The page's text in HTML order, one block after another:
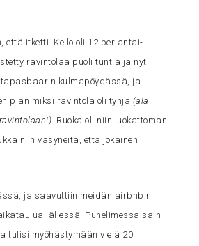
että itketti. Kello oli 12 perjantai-
ravintolaa puoli tuntia ja nyt
kulmapöydässä, ja
pian miksi ravintola oli tyhjä (älä
. Ruoka oli niin luokattoman
niin väsyneitä, että jokainen
ja saavuttiin meidän airbnb:n
jäljessä. Puhelimessa sain
tulisi myöhästymään vielä 20